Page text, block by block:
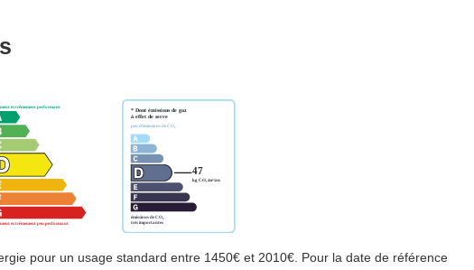
pour un usage standard entre 1450€ et 2010€. Pour la date de référence